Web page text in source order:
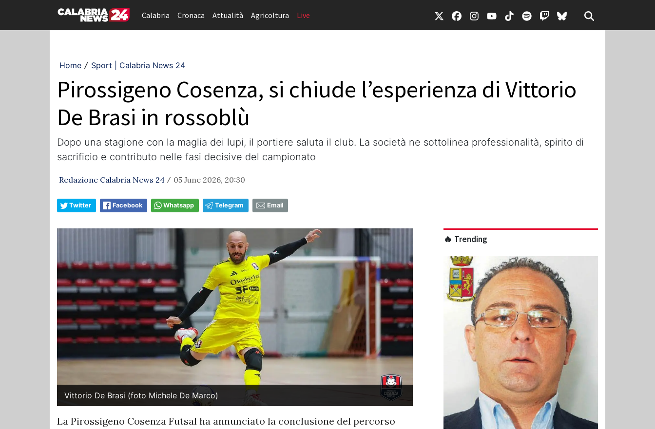
Calabria Cronaca Attualità Agricoltura Live
Home / Sport | Calabria News 24
Pirossigeno Cosenza, si chiude l’esperienza di Vittorio
De Brasi in rossoblù
Dopo una stagione con la maglia dei lupi, il portiere saluta il club. La società ne sottolinea professionalità, spirito di
sacrificio e contributo nelle fasi decisive del campionato
Redazione Calabria News 24 / 05 June 2026, 20:30
Twitter Facebook Whatsapp Telegram Email
Vittorio De Brasi (foto Michele De Marco)
La Pirossigeno Cosenza Futsal ha annunciato la conclusione del percorso
🔥 Trending